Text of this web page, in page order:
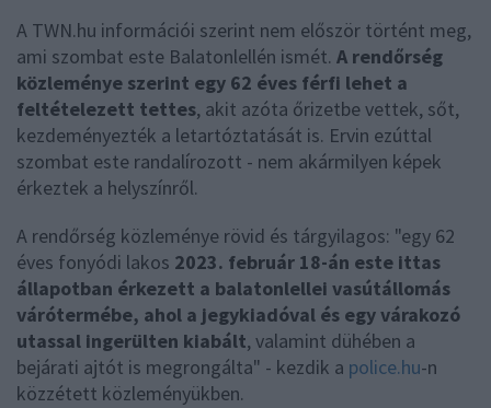
A TWN.hu információi szerint nem először történt meg,
ami szombat este Balatonlellén ismét. A rendőrség
közleménye szerint egy 62 éves férfi lehet a
feltételezett tettes, akit azóta őrizetbe vettek, sőt,
kezdeményezték a letartóztatását is. Ervin ezúttal
szombat este randalírozott - nem akármilyen képek
érkeztek a helyszínről.
A rendőrség közleménye rövid és tárgyilagos: "egy 62
éves fonyódi lakos 2023. február 18-án este ittas
állapotban érkezett a balatonlellei vasútállomás
várótermébe, ahol a jegykiadóval és egy várakozó
utassal ingerülten kiabált, valamint dühében a
bejárati ajtót is megrongálta" - kezdik a police.hu-n
közzétett közleményükben.